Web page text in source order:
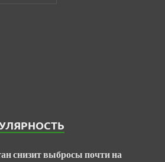
снизит выбросы почти на